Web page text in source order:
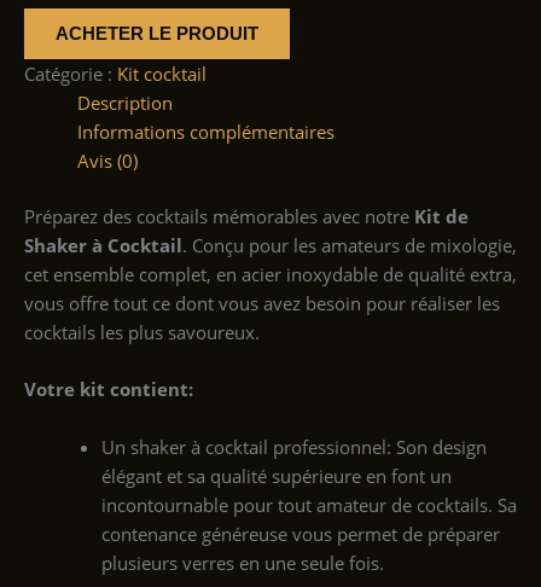
ACHETER LE PRODUIT
Catégorie : Kit cocktail
Description
Informations complémentaires
Avis (0)
Préparez des cocktails mémorables avec notre Kit de
Shaker à Cocktail. Conçu pour les amateurs de mixologie,
cet ensemble complet, en acier inoxydable de qualité extra,
vous offre tout ce dont vous avez besoin pour réaliser les
cocktails les plus savoureux.
Votre kit contient:
Un shaker à cocktail professionnel: Son design
élégant et sa qualité supérieure en font un
incontournable pour tout amateur de cocktails. Sa
contenance généreuse vous permet de préparer
plusieurs verres en une seule fois.